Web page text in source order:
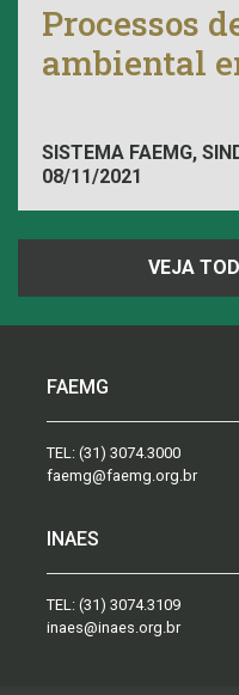
Processos
ambiental
SISTEMA FAEMG,
08/11/2021
VEJA
FAEMG
TEL: (31) 3074.3000
faemg@faemg.org.br
INAES
TEL: (31) 3074.3109
inaes@inaes.org.br